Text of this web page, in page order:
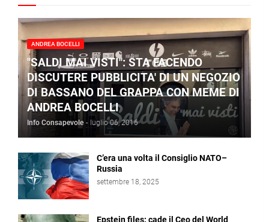
ANDREA BOCELLI
"SALDI MAI VISTI": STA FACENDO
DISCUTERE PUBBLICITA' DI UN NEGOZIO
DI BASSANO DEL GRAPPA CON MEME DI
ANDREA BOCELLI
Info Consapevole - luglio 06, 2016
C’era una volta il Consiglio NATO–
Russia
settembre 18, 2025
Epstein files: cade il Ceo del World